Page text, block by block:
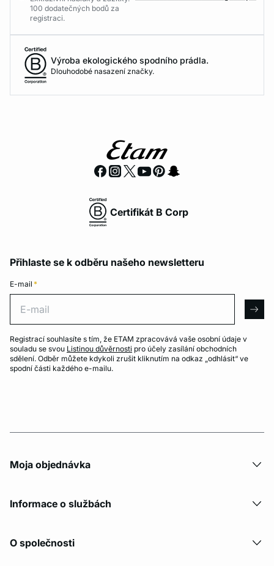
100 dodatečných bodů za
registraci.
Výroba ekologického spodního prádla.
Dlouhodobé nasazení značky.
Certifikát B Corp
Přihlaste se k odběru našeho newsletteru
E-mail *
Registrací souhlasíte s tím, že ETAM zpracovává vaše osobní údaje v
souladu se svou Listinou důvěrnosti pro účely zasílání obchodních
sdělení. Odběr můžete kdykoli zrušit kliknutím na odkaz „odhlásit“ ve
spodní části každého e-mailu.
Moja objednávka
Informace o službách
O společnosti